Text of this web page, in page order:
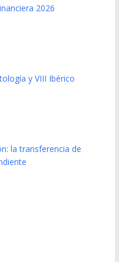
2026
y VIII Ibérico
la transferencia de